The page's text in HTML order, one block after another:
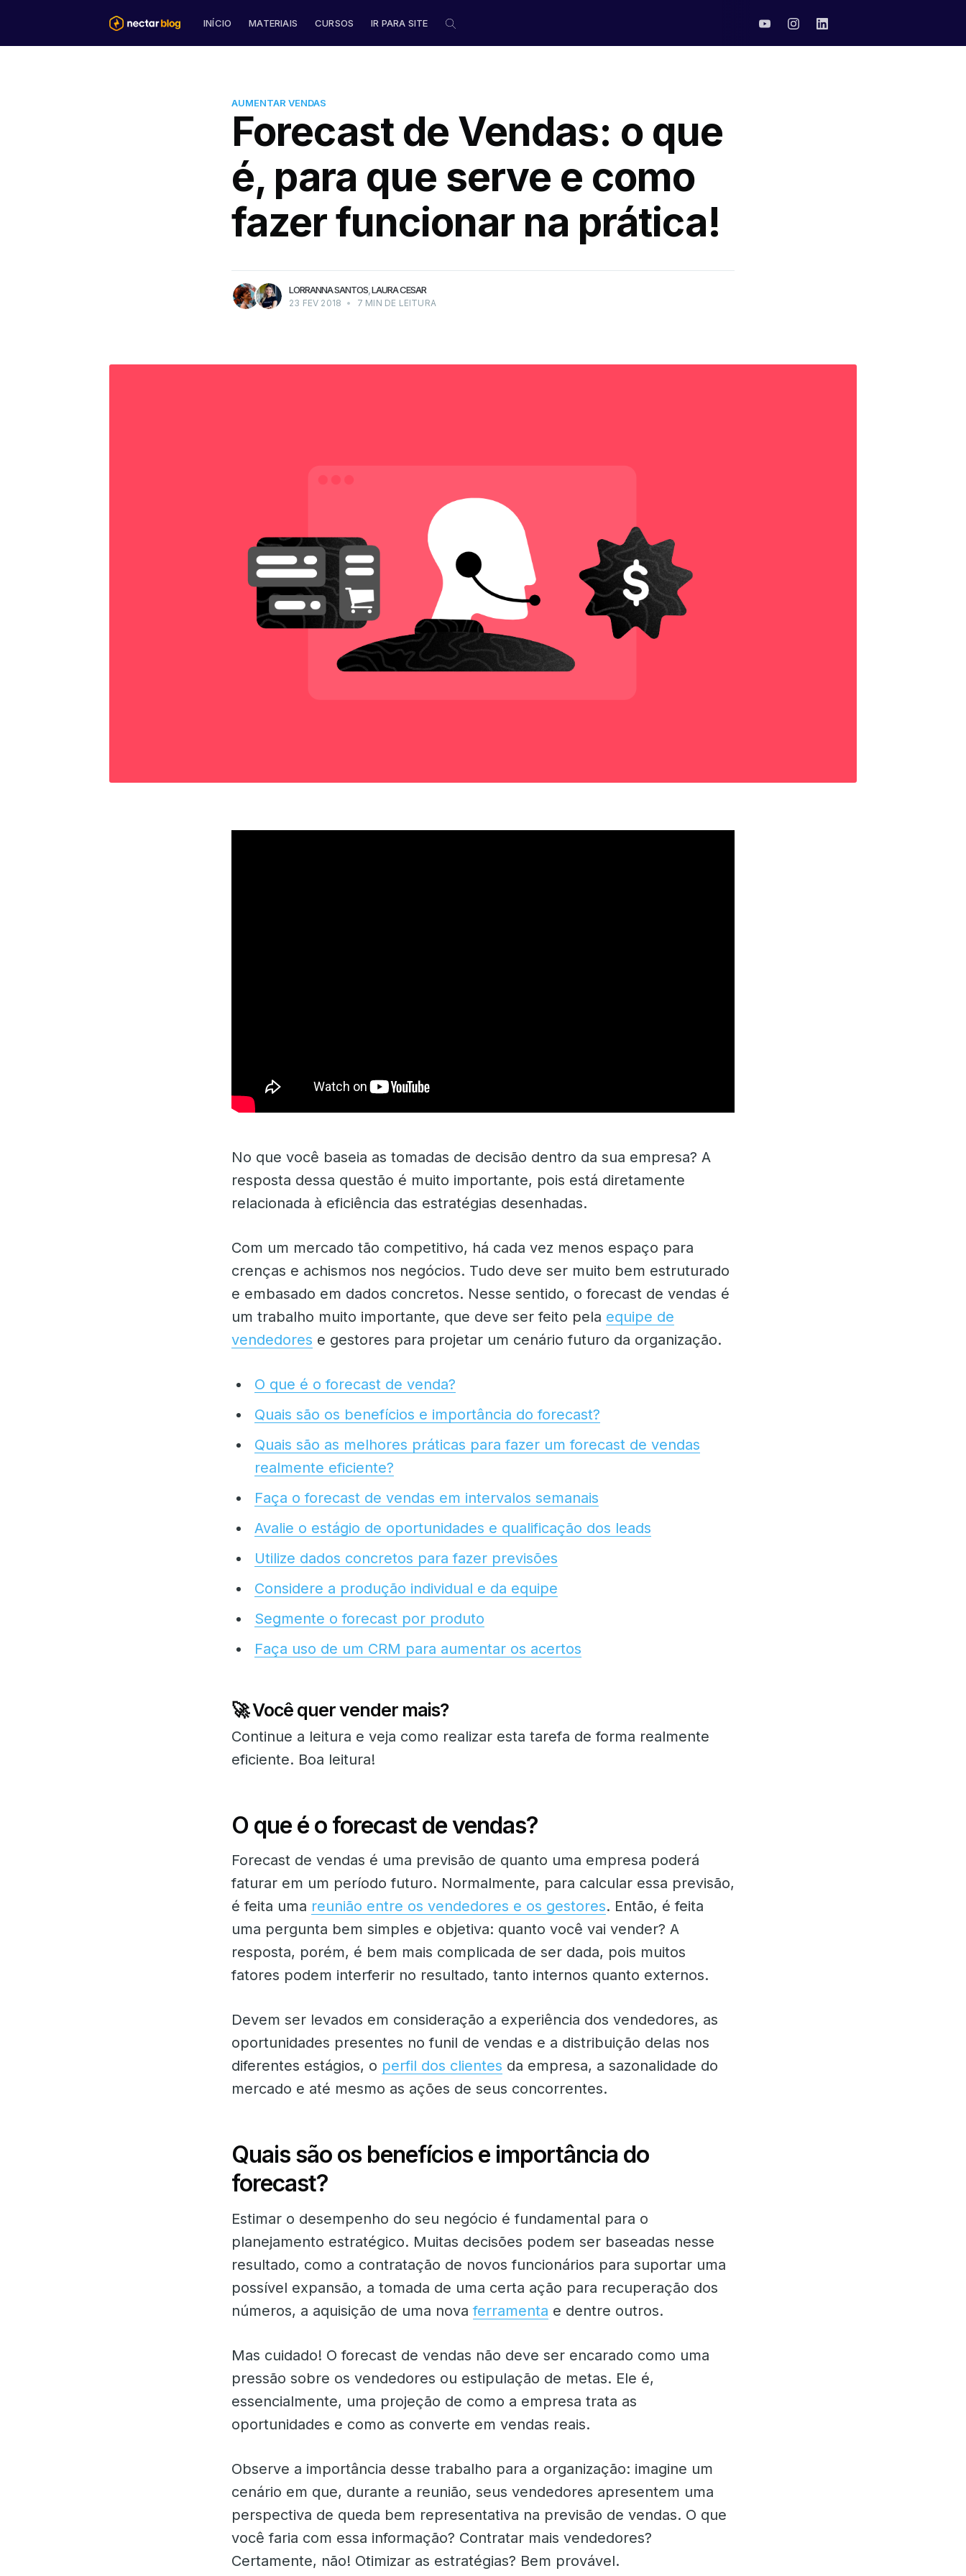
INÍCIO MATERIAIS CURSOS IR PARA SITE
AUMENTAR VENDAS
Forecast de Vendas: o que
é, para que serve e como
fazer funcionar na prática!
Descobri-me no Marketing e desde então
nunca mais parei de estudar. Amo ler e
sou fissurada em música e estratégia.
Atualmente sou Coordenadora do
Audiovisual da Nectar.
LORRANNA SANTOS LAURA CESAR
23 FEV 2018 • 7 MIN DE LEITURA
No que você baseia as tomadas de decisão dentro da sua empresa? A
resposta dessa questão é muito importante, pois está diretamente
relacionada à eficiência das estratégias desenhadas.
Com um mercado tão competitivo, há cada vez menos espaço para
crenças e achismos nos negócios. Tudo deve ser muito bem estruturado
e embasado em dados concretos. Nesse sentido, o forecast de vendas é
um trabalho muito importante, que deve ser feito pela equipe de
vendedores e gestores para projetar um cenário futuro da organização.
O que é o forecast de venda?
Quais são os benefícios e importância do forecast?
Quais são as melhores práticas para fazer um forecast de vendas
realmente eficiente?
Faça o forecast de vendas em intervalos semanais
Avalie o estágio de oportunidades e qualificação dos leads
Utilize dados concretos para fazer previsões
Considere a produção individual e da equipe
Segmente o forecast por produto
Faça uso de um CRM para aumentar os acertos
🚀 Você quer vender mais?
Continue a leitura e veja como realizar esta tarefa de forma realmente
eficiente. Boa leitura!
O que é o forecast de vendas?
Forecast de vendas é uma previsão de quanto uma empresa poderá
faturar em um período futuro. Normalmente, para calcular essa previsão,
é feita uma reunião entre os vendedores e os gestores. Então, é feita
uma pergunta bem simples e objetiva: quanto você vai vender? A
resposta, porém, é bem mais complicada de ser dada, pois muitos
fatores podem interferir no resultado, tanto internos quanto externos.
Devem ser levados em consideração a experiência dos vendedores, as
oportunidades presentes no funil de vendas e a distribuição delas nos
diferentes estágios, o perfil dos clientes da empresa, a sazonalidade do
mercado e até mesmo as ações de seus concorrentes.
Quais são os benefícios e importância do
forecast?
Estimar o desempenho do seu negócio é fundamental para o
planejamento estratégico. Muitas decisões podem ser baseadas nesse
resultado, como a contratação de novos funcionários para suportar uma
possível expansão, a tomada de uma certa ação para recuperação dos
números, a aquisição de uma novaferramenta e dentre outros.
Mas cuidado! O forecast de vendas não deve ser encarado como uma
pressão sobre os vendedores ou estipulação de metas. Ele é,
essencialmente, uma projeção de como a empresa trata as
oportunidades e como as converte em vendas reais.
Observe a importância desse trabalho para a organização: imagine um
cenário em que, durante a reunião, seus vendedores apresentem uma
perspectiva de queda bem representativa na previsão de vendas. O que
você faria com essa informação? Contratar mais vendedores?
Certamente, não! Otimizar as estratégias? Bem provável.